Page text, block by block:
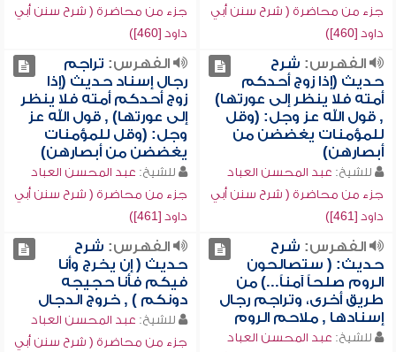
جزء من محاضرة ( شرح سنن أبي
داود [460])
جزء من محاضرة ( شرح سنن أبي
داود [460])
الفهرس: شرح
حديث (إذا زوج أحدكم
أمته فلا ينظر إلى عورتها)
, قول الله عز وجل: (وقل
للمؤمنات يغضضن من
أبصارهن)
للشيخ: عبد المحسن العباد
جزء من محاضرة ( شرح سنن أبي
داود [461])
الفهرس: تراجم
رجال إسناد حديث (إذا
زوج أحدكم أمته فلا ينظر
إلى عورتها) , قول الله عز
وجل: (وقل للمؤمنات
يغضضن من أبصارهن)
للشيخ: عبد المحسن العباد
جزء من محاضرة ( شرح سنن أبي
داود [461])
الفهرس: شرح
حديث: ( ستصالحون
الروم صلحاً آمناً...) من
طريق أخرى، وتراجم رجال
إسنادها , ملاحم الروم
للشيخ: عبد المحسن العباد
الفهرس: شرح
حديث ( إن يخرج وأنا
فيكم فأنا حجيجه
دونكم ) , خروج الدجال
للشيخ: عبد المحسن العباد
جزء من محاضرة ( شرح سنن أبي